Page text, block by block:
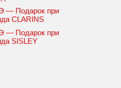
— Подарок при
CLARINS
— Подарок при
SISLEY